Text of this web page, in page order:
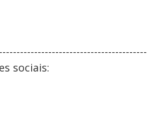
sociais: